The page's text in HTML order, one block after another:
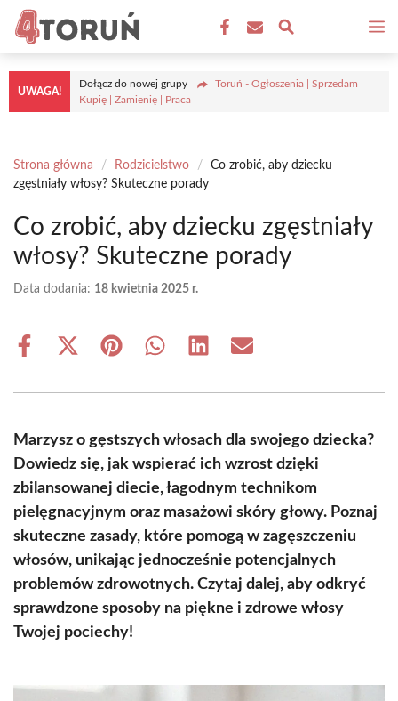
Przejdź
treści
UWAGA!
Dołącz do nowej grupy
Toruń - Ogłoszenia | Sprzedam |
Kupię | Zamienię | Praca
Strona główna / Rodzicielstwo /
Co zrobić, aby dziecku
zgęstniały włosy? Skuteczne porady
Co zrobić, aby dziecku zgęstniały
włosy? Skuteczne porady
Data dodania: 18 kwietnia 2025 r.
Share
Share
(Twitter)
Share Share Share Share
Marzysz o gęstszych włosach dla swojego dziecka?
Dowiedz się, jak wspierać ich wzrost dzięki
zbilansowanej diecie, łagodnym technikom
pielęgnacyjnym oraz masażowi skóry głowy. Poznaj
skuteczne zasady, które pomogą w zagęszczeniu
włosów, unikając jednocześnie potencjalnych
problemów zdrowotnych. Czytaj dalej, aby odkryć
sprawdzone sposoby na piękne i zdrowe włosy
Twojej pociechy!